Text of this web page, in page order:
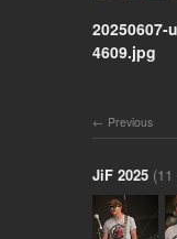
4609.jpg
Previous
JiF 2025